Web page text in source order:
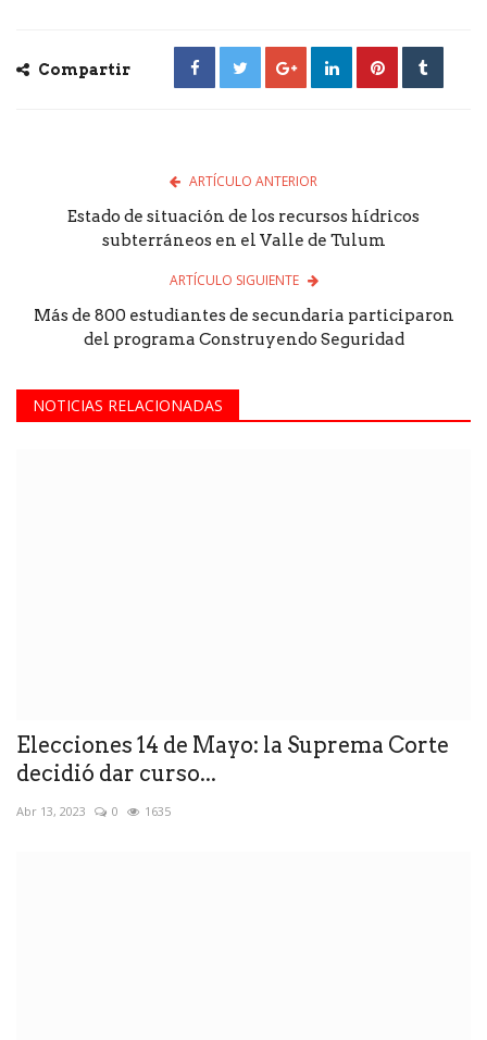
Compartir
ARTÍCULO ANTERIOR
Estado de situación de los recursos hídricos
subterráneos en el Valle de Tulum
ARTÍCULO SIGUIENTE
Más de 800 estudiantes de secundaria participaron
del programa Construyendo Seguridad
NOTICIAS RELACIONADAS
Elecciones 14 de Mayo: la Suprema Corte
decidió dar curso...
Abr 13, 2023 0 1635